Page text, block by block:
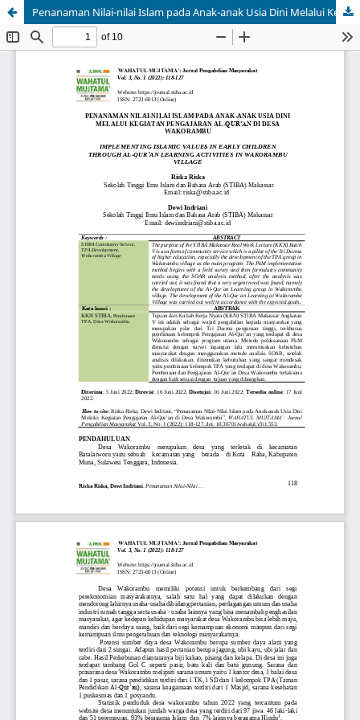
Penanaman Nilai-nilai Islam pada Anak-anak Usia Dini Melalui Kegiatan Pengajaran Al-Qur'an di Desa Wakorambu